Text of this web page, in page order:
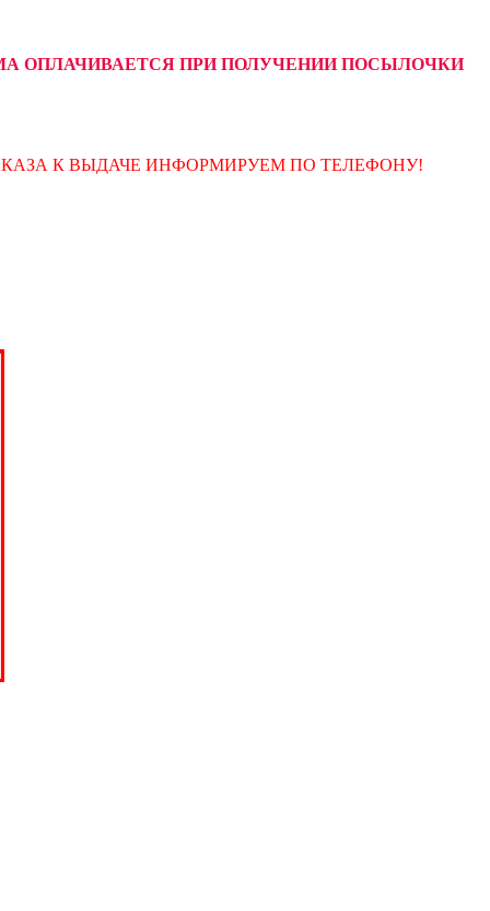
ОПЛАЧИВАЕТСЯ ПРИ ПОЛУЧЕНИИ ПОСЫЛОЧКИ
К ВЫДАЧЕ ИНФОРМИРУЕМ ПО ТЕЛЕФОНУ!